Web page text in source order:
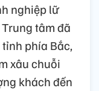
nghiệp lữ
tâm đã
phía Bắc,
xâu chuỗi
khách đến